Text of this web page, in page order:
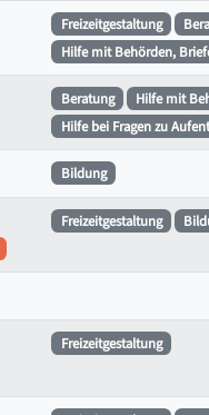
Freizeitgestaltung
Hilfe mit Behörden,
Beratung
Hilfe mit
Hilfe bei Fragen zu
Bildung
Freizeitgestaltung
Freizeitgestaltung